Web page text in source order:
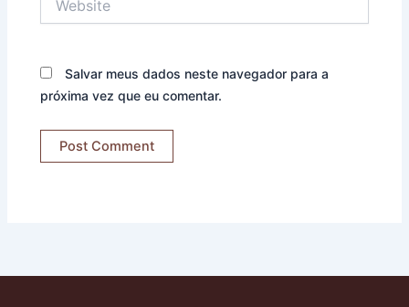
Salvar meus dados neste navegador para a
próxima vez que eu comentar.